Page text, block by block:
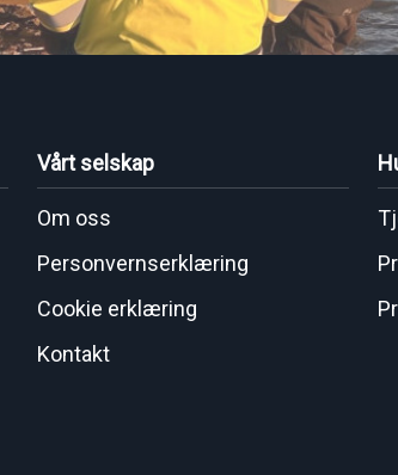
Vårt selskap
Om oss
Personvernserklæring
Cookie erklæring
Kontakt